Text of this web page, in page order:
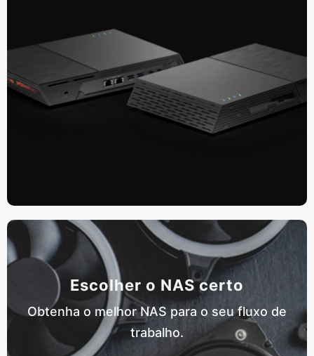
Escolher o NAS certo
Obtenha o melhor NAS para o seu fluxo de
trabalho.